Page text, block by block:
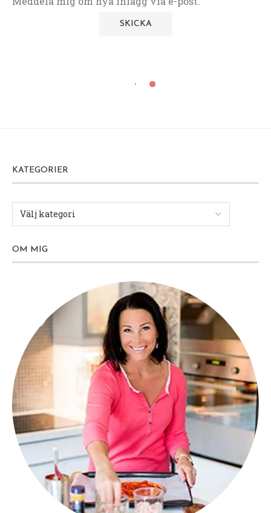
KATEGORIER
OM MIG